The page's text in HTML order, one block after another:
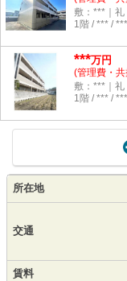
敷：***｜
1階 / *** / ***
***万円
(管理費・
敷：***｜
1階 / *** / ***
所在地
交通
賃料